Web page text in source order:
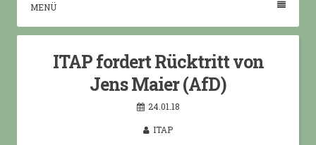
MENÜ
ITAP fordert Rücktritt von
Jens Maier (AfD)
24.01.18
ITAP